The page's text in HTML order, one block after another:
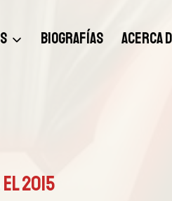
BIOGRAFÍAS ACERCA
2015